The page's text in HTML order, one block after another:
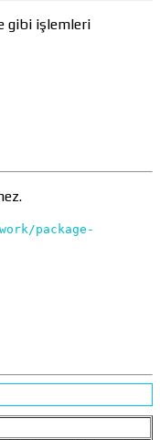
gibi işlemleri
package-